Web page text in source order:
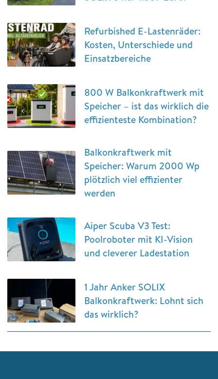
Refurbished E-Lastenräder:
Kosten, Unterschiede und
Einsatzbereiche
800 W Balkonkraftwerk mit
Speicher – ist das wirklich die
effizienteste Kombination?
Balkonkraftwerk mit
Speicher: Warum 2000 Wp
plötzlich viel effizienter
werden
Aiper Scuba V3 Test:
Poolroboter mit KI-Vision
und cleverer Ladestation
1 Jahr Anker SOLIX
Balkonkraftwerk: Lohnt sich
das wirklich?